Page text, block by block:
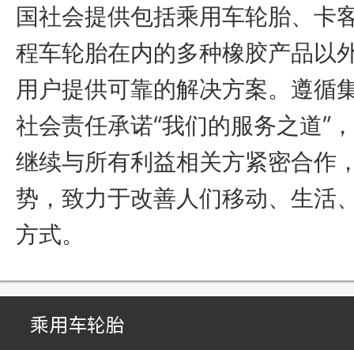
国社会提供包括乘用车轮胎、卡
程车轮胎在内的多种橡胶产品以
用户提供可靠的解决方案。遵循
社会责任承诺“我们的服务之道”
继续与所有利益相关方紧密合作
势，致力于改善人们移动、生活
方式。
乘用车轮胎